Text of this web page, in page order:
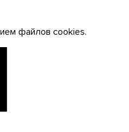
файлов cookies.